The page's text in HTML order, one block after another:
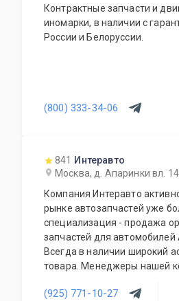
Контрактные запчасти и
иномарки, в наличии с
России и Белоруссии.
(800) 333-34-06
841
Интеравто
Москва, д. Апаринки вл. 14
Компания Интеравто
рынке автозапчастей уже
специализация - продажа
запчастей для автомобилей
Всегда в наличии широкий
товара. Менеджеры нашей
помощь в случае
(925) 771-10-27